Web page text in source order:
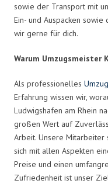
sowie der Transport mit
Ein- und Auspacken
wir gerne für dich.
Warum Umzugsmeister
Als professionelles
Erfahrung wissen wir,
Ludwigshafen am Rhein
großen Wert auf
Arbeit. Unsere Mitarbeiter
sich mit allen Aspekten
Preise und einen
Zufriedenheit ist unser